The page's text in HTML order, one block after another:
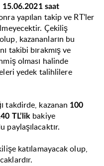
15.06.2021 saat
yapılan takip ve RT’ler
Çekiliş
kazananların bu
takibi bırakmış ve
olması halinde
yedek talihlilere
takdirde, kazanan 100
TL’lik bakiye
paylaşılacaktır.
katılamayacak olup,